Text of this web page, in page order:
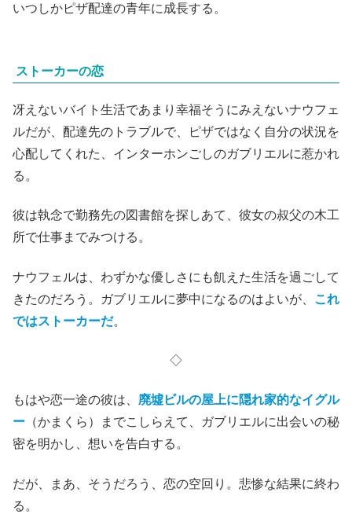
いつしかピザ配達の青年に成長する。
ストーカーの恋
冴えないバイト生活であまり幸福そうにみえないナウフェ
ルだが、配達先のトラブルで、ピザではなく自分の状況を
心配してくれた、インターホンごしのガブリエルに惹かれ
る。
彼は執念で勤務先の図書館を探しあて、彼女の叔父の木工
所で仕事までみつける。
ナウフェルは、わずかな優しさにも飢えた生活を過ごして
きたのだろう。ガブリエルに夢中になるのはよいが、 これ
ではストーカーだ。
◇
もはや恋一途の彼は、 廃墟ビルの屋上に隠れ家的なイグル
ー （かまくら）までこしらえて、ガブリエルに出会いの秘
密を明かし、想いを告白する。
だが、まあ、そうだろう、恋の空回り。悲惨な結果に終わ
る。